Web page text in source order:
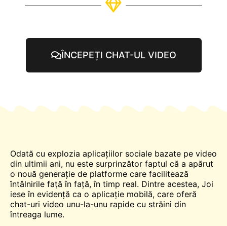
ÎNCEPEȚI CHAT-UL VIDEO
Odată cu explozia aplicațiilor sociale bazate pe video
din ultimii ani, nu este surprinzător faptul că a apărut
o nouă generație de platforme care facilitează
întâlnirile față în față, în timp real. Dintre acestea, Joi
iese în evidență ca o aplicație mobilă, care oferă
chat-uri video unu-la-unu rapide cu străini din
întreaga lume.